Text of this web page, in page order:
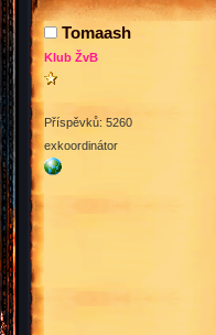
Tomaash
Klub ŽvB
Příspěvků: 5260
exkoordinátor